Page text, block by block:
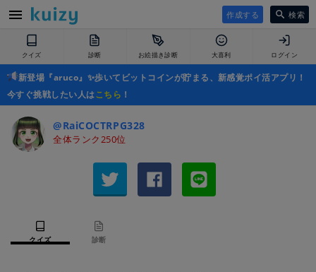
作成する 検索
クイズ 診断 お絵描き診断 大喜利 ログイン
新登場『aruco』✨歩いてビットコインが貯まる、新感覚ポイ活アプリ！
今すぐ挑戦したい人はこちら ！
@RaiCOCTRPG328
全体ランク250位
クイズ 診断